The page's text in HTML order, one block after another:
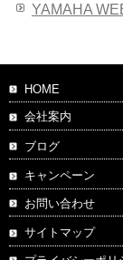
YAMAHA
HOME
会社案内
ブログ
キャンペーン
お問い合わせ
サイトマップ